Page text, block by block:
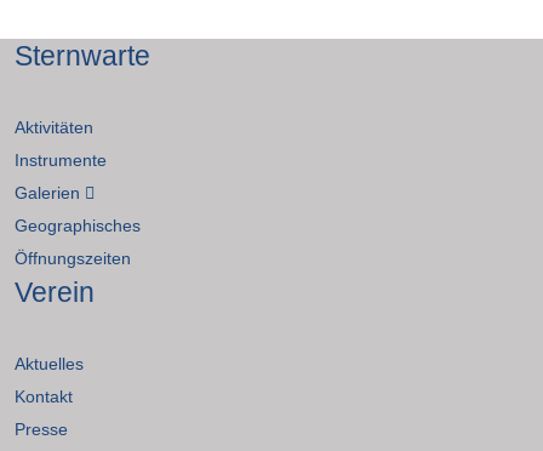
Sternwarte
Aktivitäten
Instrumente
Galerien
Geographisches
Öffnungszeiten
Verein
Aktuelles
Kontakt
Presse